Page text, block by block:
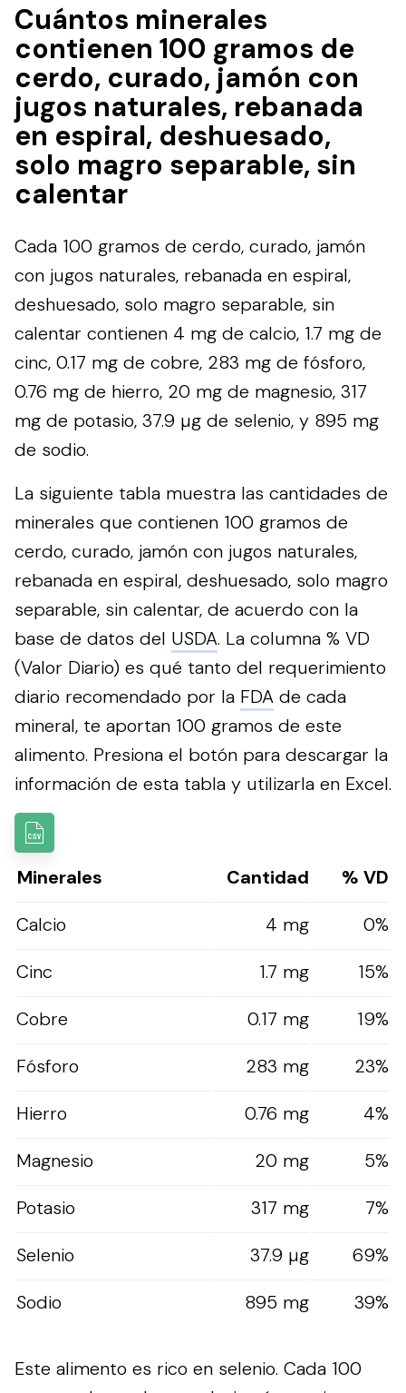
Cuántos minerales
contienen 100 gramos de
cerdo, curado, jamón con
jugos naturales, rebanada
en espiral, deshuesado,
solo magro separable, sin
calentar
Cada 100 gramos de cerdo, curado, jamón
con jugos naturales, rebanada en espiral,
deshuesado, solo magro separable, sin
calentar contienen 4 mg de calcio, 1.7 mg de
cinc, 0.17 mg de cobre, 283 mg de fósforo,
0.76 mg de hierro, 20 mg de magnesio, 317
mg de potasio, 37.9 µg de selenio, y 895 mg
de sodio.
La siguiente tabla muestra las cantidades de
minerales que contienen 100 gramos de
cerdo, curado, jamón con jugos naturales,
rebanada en espiral, deshuesado, solo magro
separable, sin calentar, de acuerdo con la
base de datos del USDA. La columna % VD
(Valor Diario) es qué tanto del requerimiento
diario recomendado por la FDA de cada
mineral, te aportan 100 gramos de este
alimento. Presiona el botón para descargar la
información de esta tabla y utilizarla en Excel.
Minerales Cantidad
% VD
Calcio
4 mg
0%
Cinc
1.7 mg
15%
Cobre
0.17 mg
19%
Fósforo
283 mg
23%
Hierro
0.76 mg
4%
Magnesio
20 mg
5%
Potasio
317 mg
7%
Selenio
37.9 µg
69%
Sodio
895 mg 39%
Este alimento es rico en selenio. Cada 100